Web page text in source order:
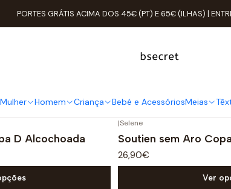
Mulher Homem Criança Bebé e AcessóriosMeias
PORTES GRÁTIS ACIMA DOS 45€ (PT) E 65€ (ILHAS) |
Início Mulher ROUPA ÍNTIMA Soutien
Sem Aro
D Alcochoada
|Selene
Soutien sem Aro
26,90€
Ver